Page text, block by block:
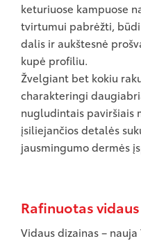
keturiuose kampuose
tvirtumui pabrėžti,
dalis ir aukštesnė
kupė profiliu.
Žvelgiant bet kokiu
charakteringi
nugludintais paviršiais
įsiliejančios detalės
jausmingumo dermės
Rafinuotas
Vidaus dizainas –